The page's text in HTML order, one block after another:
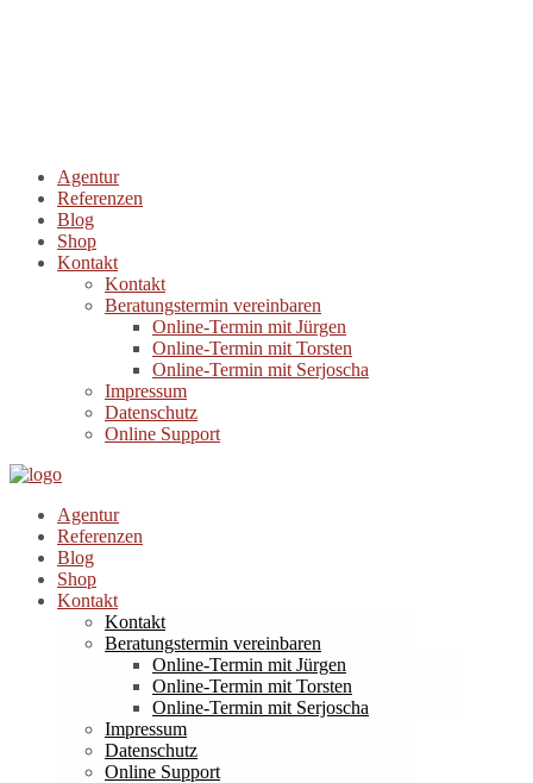
Agentur
Referenzen
Blog
Shop
Kontakt
Kontakt
Beratungstermin vereinbaren
Online-Termin mit Jürgen
Online-Termin mit Torsten
Online-Termin mit Serjoscha
Impressum
Datenschutz
Online Support
Agentur
Referenzen
Blog
Shop
Kontakt
Kontakt
Beratungstermin vereinbaren
Online-Termin mit Jürgen
Online-Termin mit Torsten
Online-Termin mit Serjoscha
Impressum
Datenschutz
Online Support